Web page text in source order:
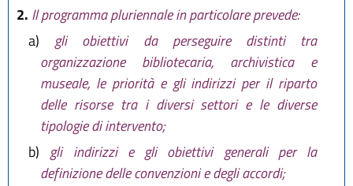
2. Il programma pluriennale in particolare prevede:
a)
gli obiettivi da perseguire distinti tra
organizzazione bibliotecaria, archivistica e
museale, le priorità e gli indirizzi per il riparto
delle risorse tra i diversi settori e le diverse
tipologie di intervento;
b) gli indirizzi e gli obiettivi generali per la
definizione delle convenzioni e degli accordi;